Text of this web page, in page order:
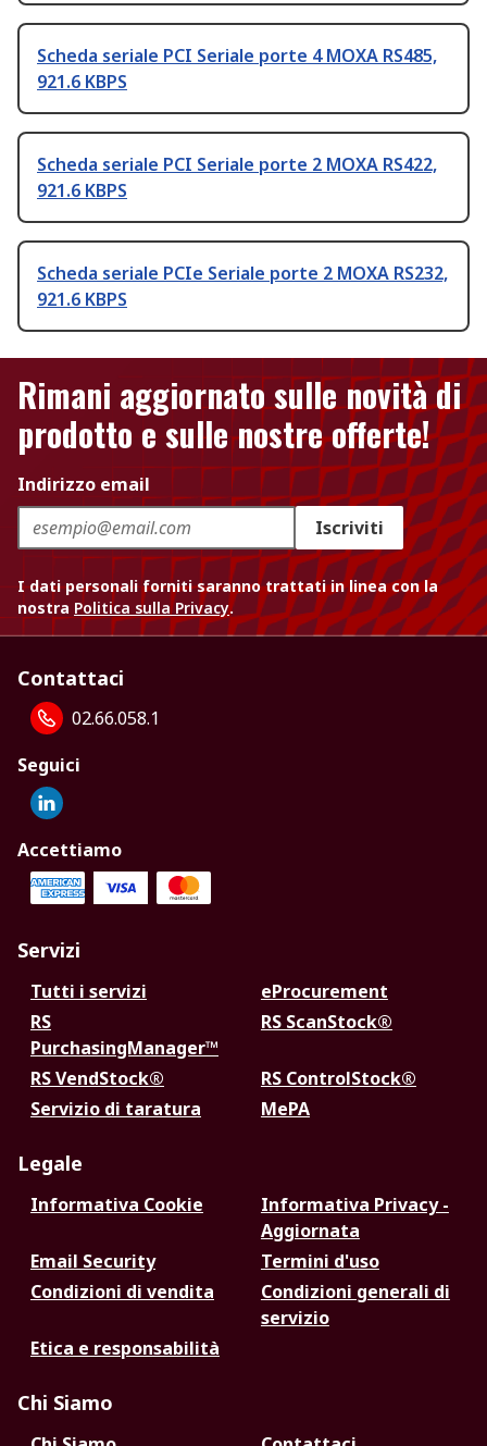
Scheda seriale PCI Seriale porte 4 MOXA RS485,
921.6 KBPS
Scheda seriale PCI Seriale porte 2 MOXA RS422,
921.6 KBPS
Scheda seriale PCIe Seriale porte 2 MOXA RS232,
921.6 KBPS
Rimani aggiornato sulle novità di
prodotto e sulle nostre offerte!
Indirizzo email
Iscriviti
I dati personali forniti saranno trattati in linea con la
nostra Politica sulla Privacy.
Contattaci
02.66.058.1
Seguici
Accettiamo
Servizi
Tutti i servizi
eProcurement
RS
PurchasingManager™
RS ScanStock®
RS VendStock®
RS ControlStock®
Servizio di taratura
MePA
Legale
Informativa Cookie
Informativa Privacy -
Aggiornata
Email Security
Termini d'uso
Condizioni di vendita
Condizioni generali di
servizio
Etica e responsabilità
Chi Siamo